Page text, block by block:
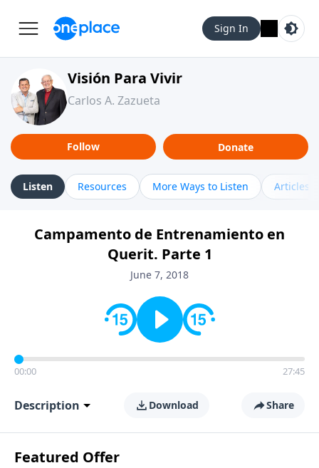
Sign In
Visión Para Vivir
Carlos A. Zazueta
Follow Donate
Listen Resources More Ways to Listen Articles
Campamento de Entrenamiento en
Querit. Parte 1
June 7, 2018
00:00 27:45
Description Download Share
Featured Offer